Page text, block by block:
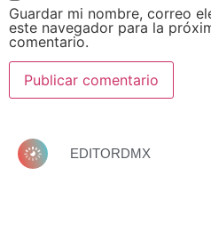
Guardar mi nombre, correo
este navegador para la
comentario.
EDITORDMX